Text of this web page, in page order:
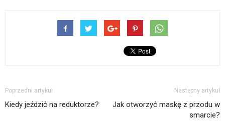
Poprzedni artykuł
Kiedy jeździć na reduktorze?
Następny artykuł
Jak otworzyć maskę z przodu w
smarcie?